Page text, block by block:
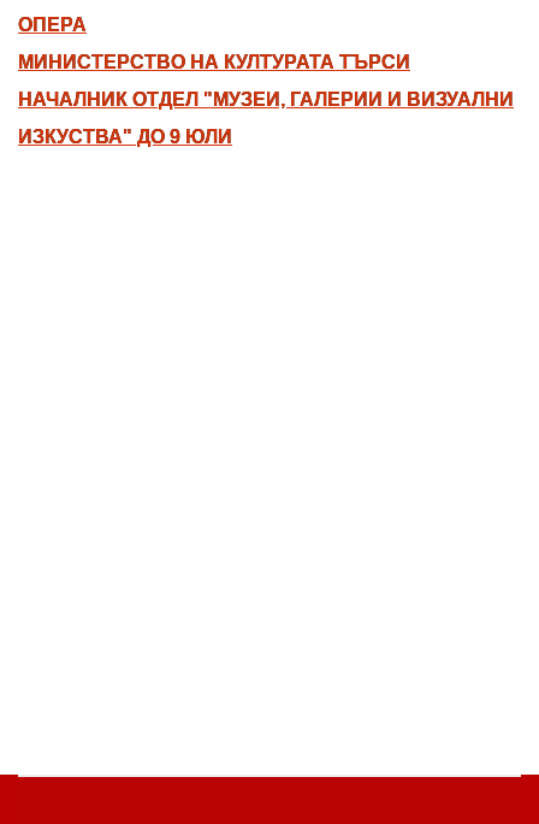
ОПЕРА
МИНИСТЕРСТВО НА КУЛТУРАТА ТЪРСИ
НАЧАЛНИК ОТДЕЛ "МУЗЕИ, ГАЛЕРИИ И ВИЗУАЛНИ
ИЗКУСТВА" ДО 9 ЮЛИ